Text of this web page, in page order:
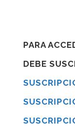
PARA
DEBE